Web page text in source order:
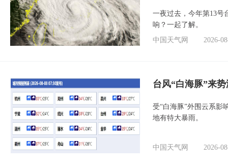
一夜过去，今年第13号
响？一起了解。
中国天气网
2026-
台风“白海豚”来
受“白海豚”外围云系影
地有特大暴雨。
中国天气网 2026-